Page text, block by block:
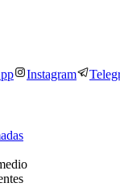
Instagram